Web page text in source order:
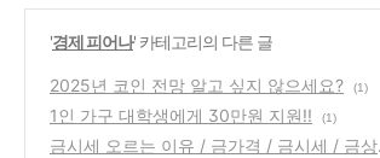
'경제 피어나' 카테고리의 다른 글
2025년 코인 전망 알고 싶지 않으세요? (1)
1인 가구 대학생에게 30만원 지원!! (1)
금시세 오르는 이유 / 금가격 / 금시세 / 금상